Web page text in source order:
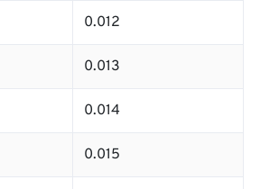
0.012
0.013
0.014
0.015